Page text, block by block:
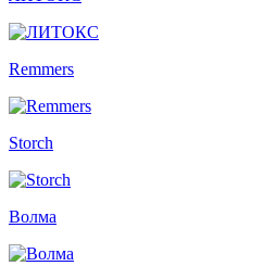
Remmers
Storch
Волма